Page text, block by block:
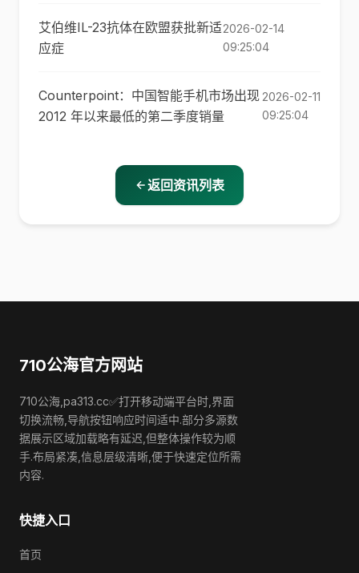
艾伯维IL-23抗体在欧盟获批新适
应症
2026-02-14
09:25:04
Counterpoint：中国智能手机市场出现
2012 年以来最低的第二季度销量
2026-02-11
09:25:04
返回资讯列表
710公海官方网站
710公海,pa313.cc✅打开移动端平台时,界面
切换流畅,导航按钮响应时间适中.部分多源数
据展示区域加载略有延迟,但整体操作较为顺
手.布局紧凑,信息层级清晰,便于快速定位所需
内容.
快捷入口
首页